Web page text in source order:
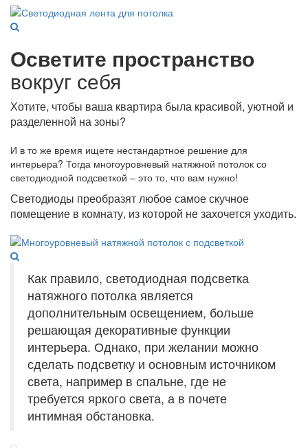
Осветите пространство
вокруг себя
Хотите, чтобы ваша квартира была красивой, уютной и
разделенной на зоны?
И в то же время ищете нестандартное решение для
интерьера? Тогда многоуровневый натяжной потолок со
светодиодной подсветкой – это то, что вам нужно!
Светодиоды преобразят любое самое скучное
помещение в комнату, из которой не захочется уходить.
Как правило, светодиодная подсветка
натяжного потолка является
дополнительным освещением, больше
решающая декоративные функции
интерьера. Однако, при желании можно
сделать подсветку и основным источником
света, например в спальне, где не
требуется яркого света, а в почете
интимная обстановка.